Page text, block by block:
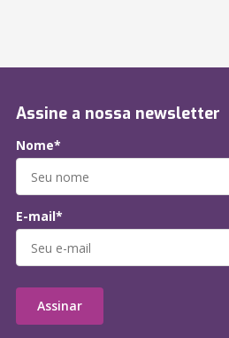
Assine a nossa newsletter
Nome*
E-mail*
Assinar